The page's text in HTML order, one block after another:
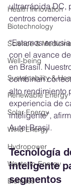
Health Innovation
Biotechnology
Science & Medicine
Well-being
Sustainability &
Renewable Energy
Solar Energy
Wind Energy
Hydropower
Waste-to-Energy
Biomass
ultrarrápida DC,
centros
“Estamos
con el avance
en Brasil.
combinan
alto rendimiento
experiencia de
inteligente”,
Autel Brasil.
Tecnología
inteligente
segmentos